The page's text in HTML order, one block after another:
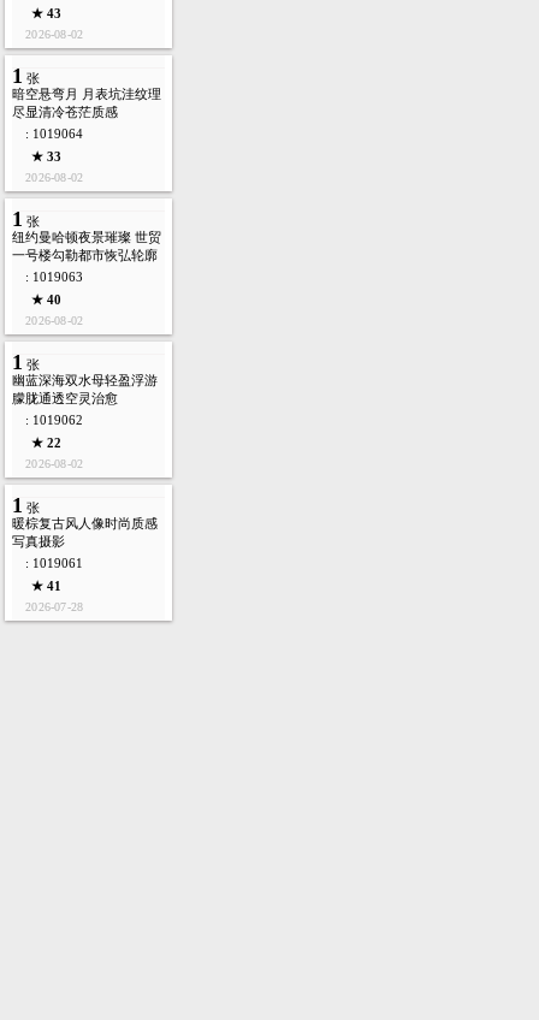
★ 43
2026-08-02
1 张
暗空悬弯月 月表坑洼纹理
尽显清冷苍茫质感
: 1019064
★ 33
2026-08-02
1 张
纽约曼哈顿夜景璀璨 世贸
一号楼勾勒都市恢弘轮廓
: 1019063
★ 40
2026-08-02
1 张
幽蓝深海双水母轻盈浮游
朦胧通透空灵治愈
: 1019062
★ 22
2026-08-02
1 张
暖棕复古风人像时尚质感
写真摄影
: 1019061
★ 41
2026-07-28